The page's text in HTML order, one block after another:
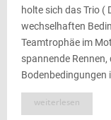
holte sich das Trio (
wechselhaften
Teamtrophäe im
spannende
Bodenbedingungen
weiterlesen